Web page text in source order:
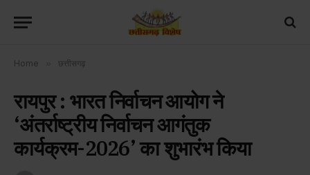
Home छत्तीसगढ़
रायपुर : भारत निर्वाचन आयोग ने
‘अंतर्राष्ट्रीय निर्वाचन आगंतुक
कार्यक्रम-2026’ का शुभारंभ किया